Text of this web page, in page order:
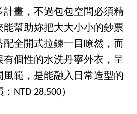
計畫，不過包包空間必須精
能幫助妳把大大小小的鈔票
配全開式拉鍊一目瞭然，而
有個性的水洗丹寧外衣，呈
風範，是能融入日常造型的
NTD 28,500）